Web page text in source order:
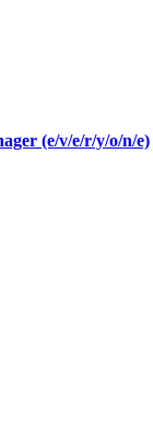
(e/v/e/r/y/o/n/e)